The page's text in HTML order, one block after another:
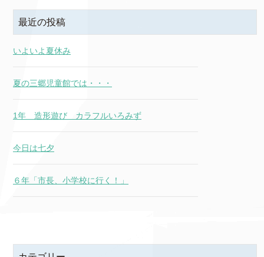
最近の投稿
いよいよ夏休み
夏の三郷児童館では・・・
1年 造形遊び カラフルいろみず
今日は七夕
６年「市長、小学校に行く！」